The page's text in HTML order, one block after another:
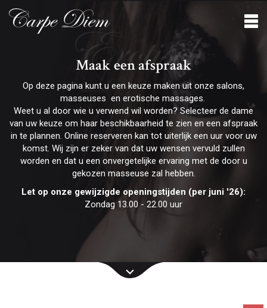
Maak een afspraak
Erotisch
Op deze pagina kunt u een keuze maken uit onze salons,
masseuses en erotische massages.
Weet u al door wie u verwend wil worden? Selecteer de dame
van uw keuze om haar beschikbaarheid te zien en een afspraak
in te plannen. Online reserveren kan tot uiterlijk een uur voor uw
komst. Wij zijn er zeker van dat uw wensen vervuld zullen
worden en dat u een onvergetelijke ervaring met de door u
gekozen masseuse zal hebben.
Let op onze gewijzigde openingstijden (per juni '26):
Zondag 13.00 - 22.00 uur